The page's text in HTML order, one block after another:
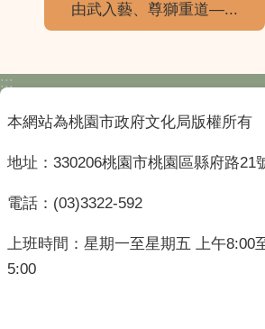
由武入藝、尊獅重道—...
:::
本網站為桃園市政府文化局版權所有
地址：330206桃園市桃園區縣府路21
電話：(03)3322-592
上班時間：星期一至星期五 上午8:00
5:00